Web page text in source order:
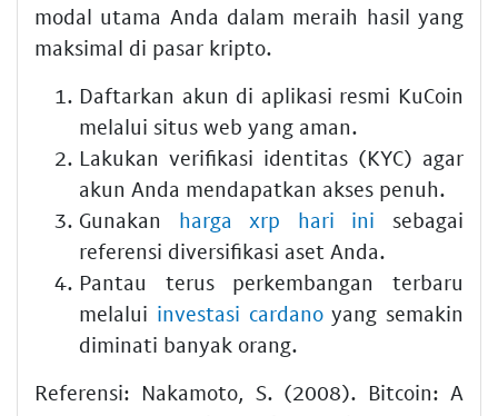
modal utama Anda dalam meraih hasil yang
maksimal di pasar kripto.
Daftarkan akun di aplikasi resmi KuCoin
melalui situs web yang aman.
Lakukan verifikasi identitas (KYC) agar
akun Anda mendapatkan akses penuh.
Gunakan harga xrp hari ini sebagai
referensi diversifikasi aset Anda.
Pantau terus perkembangan terbaru
melalui investasi cardanoyang semakin
diminati banyak orang.
Referensi: Nakamoto, S. (2008). Bitcoin: A